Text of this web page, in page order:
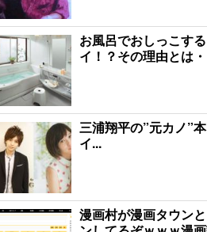
お風呂でおしっこす
イ！？その理由とは・
三浦翔平の”元カノ”
イ...
漫画村が漫画タウン